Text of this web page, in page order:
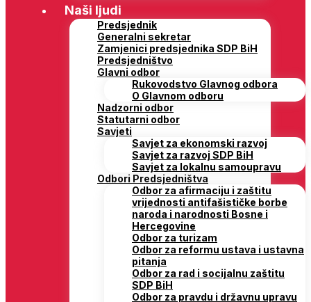
Naši ljudi
Predsjednik
Generalni sekretar
Zamjenici predsjednika SDP BiH
Predsjedništvo
Glavni odbor
Rukovodstvo Glavnog odbora
O Glavnom odboru
Nadzorni odbor
Statutarni odbor
Savjeti
Savjet za ekonomski razvoj
Savjet za razvoj SDP BiH
Savjet za lokalnu samoupravu
Odbori Predsjedništva
Odbor za afirmaciju i zaštitu
vrijednosti antifašističke borbe
naroda i narodnosti Bosne i
Hercegovine
Odbor za turizam
Odbor za reformu ustava i ustavna
pitanja
Odbor za rad i socijalnu zaštitu
SDP BiH
Odbor za pravdu i državnu upravu